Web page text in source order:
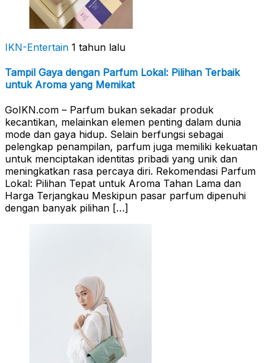
IKN-Entertain 1 tahun lalu
Tampil Gaya dengan Parfum Lokal: Pilihan Terbaik
untuk Aroma yang Memikat
GoIKN.com – Parfum bukan sekadar produk
kecantikan, melainkan elemen penting dalam dunia
mode dan gaya hidup. Selain berfungsi sebagai
pelengkap penampilan, parfum juga memiliki kekuatan
untuk menciptakan identitas pribadi yang unik dan
meningkatkan rasa percaya diri. Rekomendasi Parfum
Lokal: Pilihan Tepat untuk Aroma Tahan Lama dan
Harga Terjangkau Meskipun pasar parfum dipenuhi
dengan banyak pilihan […]